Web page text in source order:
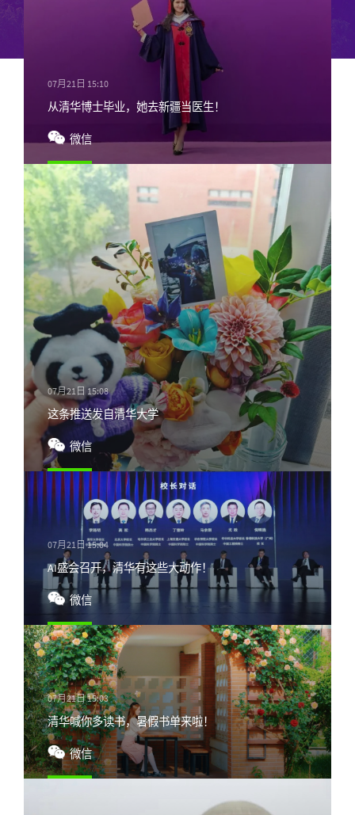
07月21日 15:10
从清华博士毕业，她去新疆当医生！
微信
07月21日 15:08
这条推送发自清华大学
微信
07月21日 15:04
AI盛会召开，清华有这些大动作！
微信
07月21日 15:03
清华喊你多读书，暑假书单来啦！
微信